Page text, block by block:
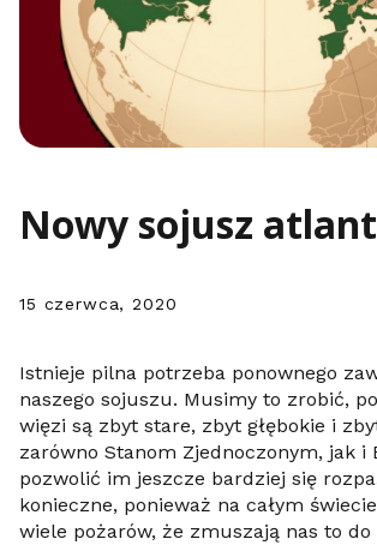
Nowy sojusz
15 czerwca, 2020
Istnieje pilna potrzeba ponownego
naszego sojuszu. Musimy to zrobić,
więzi są zbyt stare, zbyt głębokie i
zarówno Stanom Zjednoczonym, jak i
pozwolić im jeszcze bardziej się
konieczne, ponieważ na całym
wiele pożarów, że zmuszają nas to do